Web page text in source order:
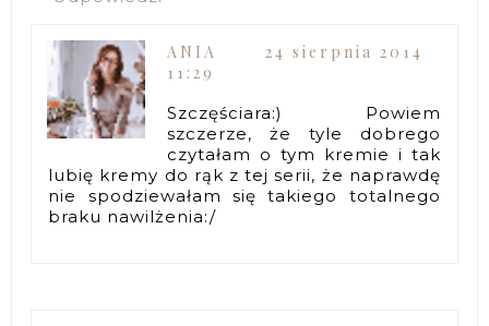
ANIA
24 sierpnia 2014
11:29
Szczęściara:) Powiem
szczerze, że tyle dobrego
czytałam o tym kremie i tak
lubię kremy do rąk z tej serii, że naprawdę
nie spodziewałam się takiego totalnego
braku nawilżenia:/